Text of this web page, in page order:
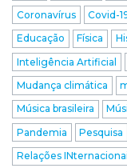
Coronavírus
Covid-
Educação
Física
Inteligência Artificial
Mudança climática
Música brasileira
Pandemia
Pesquisa
Relações